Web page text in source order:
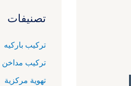
تصنيفات
تركيب باركيه
تركيب مداخن
تهوية مركزية